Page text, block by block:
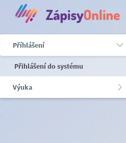
Příhlášení
Přihlášení do systému
Výuka